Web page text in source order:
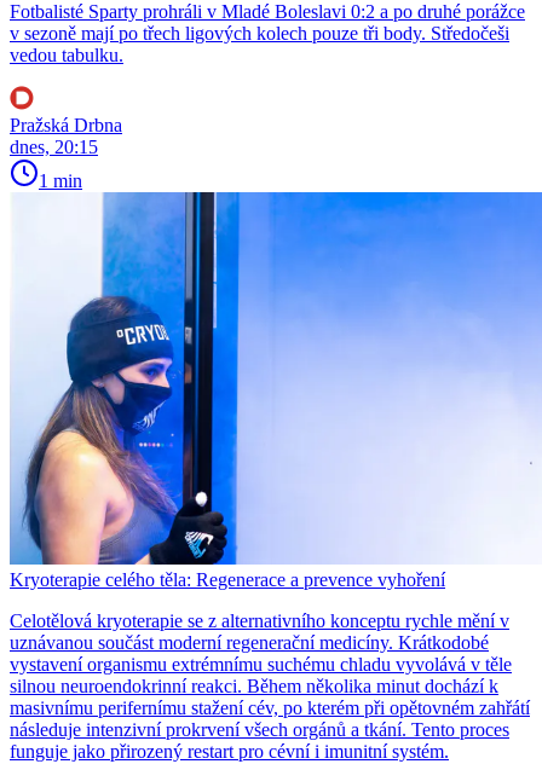
Fotbalisté Sparty prohráli v Mladé Boleslavi 0:2 a po druhé porážce
v sezoně mají po třech ligových kolech pouze tři body. Středočeši
vedou tabulku.
Pražská Drbna
dnes, 20:15
1 min
Kryoterapie celého těla: Regenerace a prevence vyhoření
Celotělová kryoterapie se z alternativního konceptu rychle mění v
uznávanou součást moderní regenerační medicíny. Krátkodobé
vystavení organismu extrémnímu suchému chladu vyvolává v těle
silnou neuroendokrinní reakci. Během několika minut dochází k
masivnímu perifernímu stažení cév, po kterém při opětovném zahřátí
následuje intenzivní prokrvení všech orgánů a tkání. Tento proces
funguje jako přirozený restart pro cévní i imunitní systém.